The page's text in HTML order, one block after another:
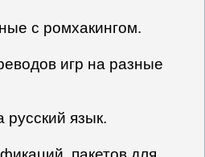
с ромхакингом.
игр на разные
язык.